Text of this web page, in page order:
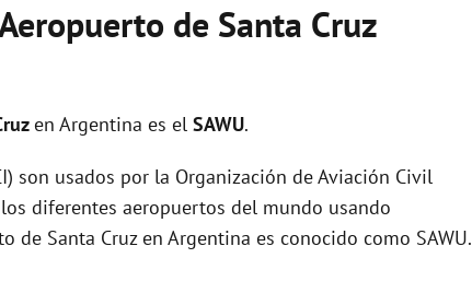
de Santa Cruz
en Argentina es el SAWU.
son usados por la Organización de Aviación Civil
diferentes aeropuertos del mundo usando
de Santa Cruz en Argentina es conocido como SAWU.